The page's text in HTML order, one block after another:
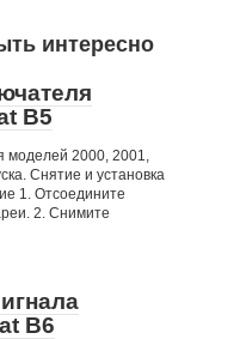
интересно
B5
моделей 2000, 2001,
Снятие и установка
1. Отсоедините
2. Снимите
B6